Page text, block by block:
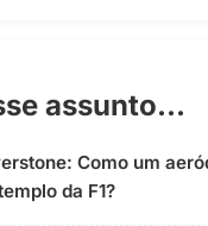
assunto...
Como um
da F1?